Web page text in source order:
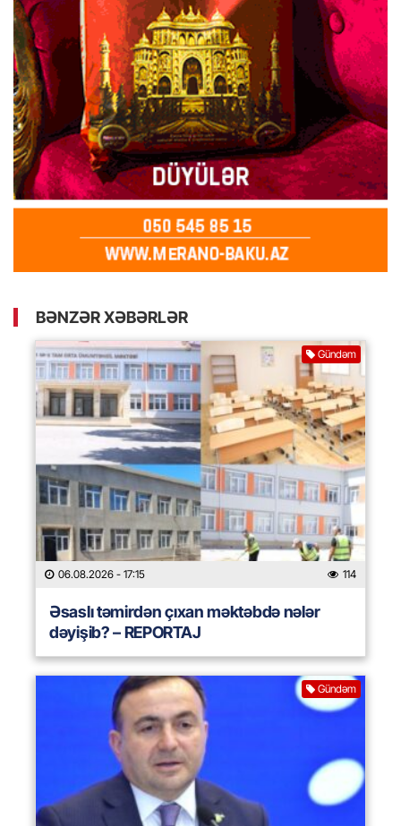
BƏNZƏR XƏBƏRLƏR
Gündəm
06.08.2026 - 17:15 114
Əsaslı təmirdən çıxan məktəbdə nələr
dəyişib? – REPORTAJ
Gündəm